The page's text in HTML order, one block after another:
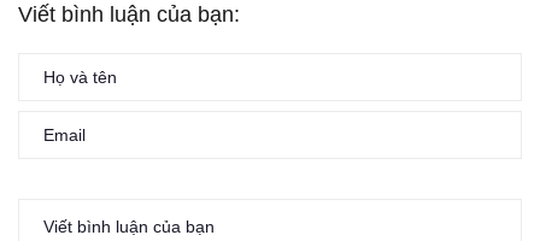
Viết bình luận của bạn: